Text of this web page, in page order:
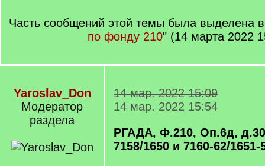
Часть сообщений этой темы была выделена
по фонду 210" (14 марта 2022
Yaroslav_Don
Модератор
раздела
14 мар. 2022 15:09
14 мар. 2022 15:54
РГАДА, Ф.210, Оп.6д, д.30
7158/1650 и 7160-62/1651-